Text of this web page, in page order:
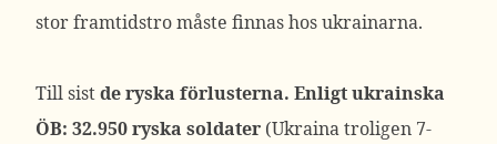
stor framtidstro måste finnas hos ukrainarna.
Till sistde ryska förlusterna. Enligt ukrainska
ÖB: 32.950 ryska soldater (Ukraina troligen 7-